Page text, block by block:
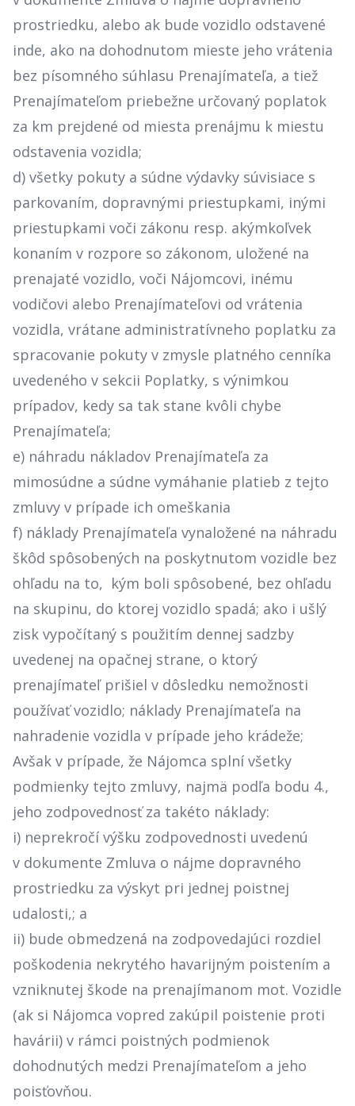
prostriedku, alebo ak bude vozidlo odstavené
inde, ako na dohodnutom mieste jeho vrátenia
bez písomného súhlasu Prenajímateľa, a tiež
Prenajímateľom priebežne určovaný poplatok
za km prejdené od miesta prenájmu k miestu
odstavenia vozidla;
d) všetky pokuty a súdne výdavky súvisiace s
parkovaním, dopravnými priestupkami, inými
priestupkami voči zákonu resp. akýmkoľvek
konaním v rozpore so zákonom, uložené na
prenajaté vozidlo, voči Nájomcovi, inému
vodičovi alebo Prenajímateľovi od vrátenia
vozidla, vrátane administratívneho poplatku za
spracovanie pokuty v zmysle platného cenníka
uvedeného v sekcii Poplatky, s výnimkou
prípadov, kedy sa tak stane kvôli chybe
Prenajímateľa;
e) náhradu nákladov Prenajímateľa za
mimosúdne a súdne vymáhanie platieb z tejto
zmluvy v prípade ich omeškania
f) náklady Prenajímateľa vynaložené na náhradu
škôd spôsobených na poskytnutom vozidle bez
ohľadu na to, kým boli spôsobené, bez ohľadu
na skupinu, do ktorej vozidlo spadá; ako i ušlý
zisk vypočítaný s použitím dennej sadzby
uvedenej na opačnej strane, o ktorý
prenajímateľ prišiel v dôsledku nemožnosti
používať vozidlo; náklady Prenajímateľa na
nahradenie vozidla v prípade jeho krádeže;
Avšak v prípade, že Nájomca splní všetky
podmienky tejto zmluvy, najmä podľa bodu 4.,
jeho zodpovednosť za takéto náklady:
i) neprekročí výšku zodpovednosti uvedenú
v dokumente Zmluva o nájme dopravného
prostriedku za výskyt pri jednej poistnej
udalosti,; a
ii) bude obmedzená na zodpovedajúci rozdiel
poškodenia nekrytého havarijným poistením a
vzniknutej škode na prenajímanom mot. Vozidle
(ak si Nájomca vopred zakúpil poistenie proti
havárii) v rámci poistných podmienok
dohodnutých medzi Prenajímateľom a jeho
poisťovňou.